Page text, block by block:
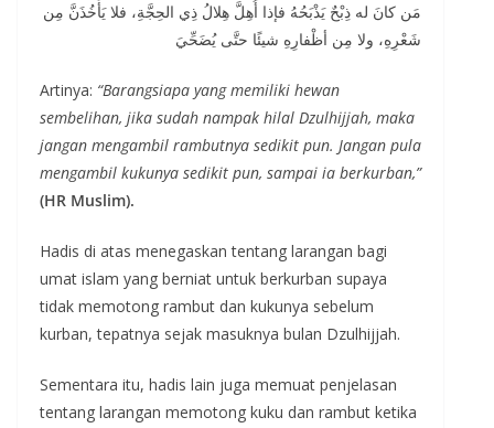
مَن كانَ له ذِبْحٌ يَذْبَحُهُ فإذا أُهِلَّ هِلالُ ذِي الحِجَّةِ، فلا يَأْخُذَنَّ مِن
شَعْرِهِ، ولا مِن أظْفارِهِ شيئًا حتَّى يُضَحِّيَ
Artinya: “Barangsiapa yang memiliki hewan
sembelihan, jika sudah nampak hilal Dzulhijjah, maka
jangan mengambil rambutnya sedikit pun. Jangan pula
mengambil kukunya sedikit pun, sampai ia berkurban,”
(HR Muslim).
Hadis di atas menegaskan tentang larangan bagi
umat islam yang berniat untuk berkurban supaya
tidak memotong rambut dan kukunya sebelum
kurban, tepatnya sejak masuknya bulan Dzulhijjah.
Sementara itu, hadis lain juga memuat penjelasan
tentang larangan memotong kuku dan rambut ketika